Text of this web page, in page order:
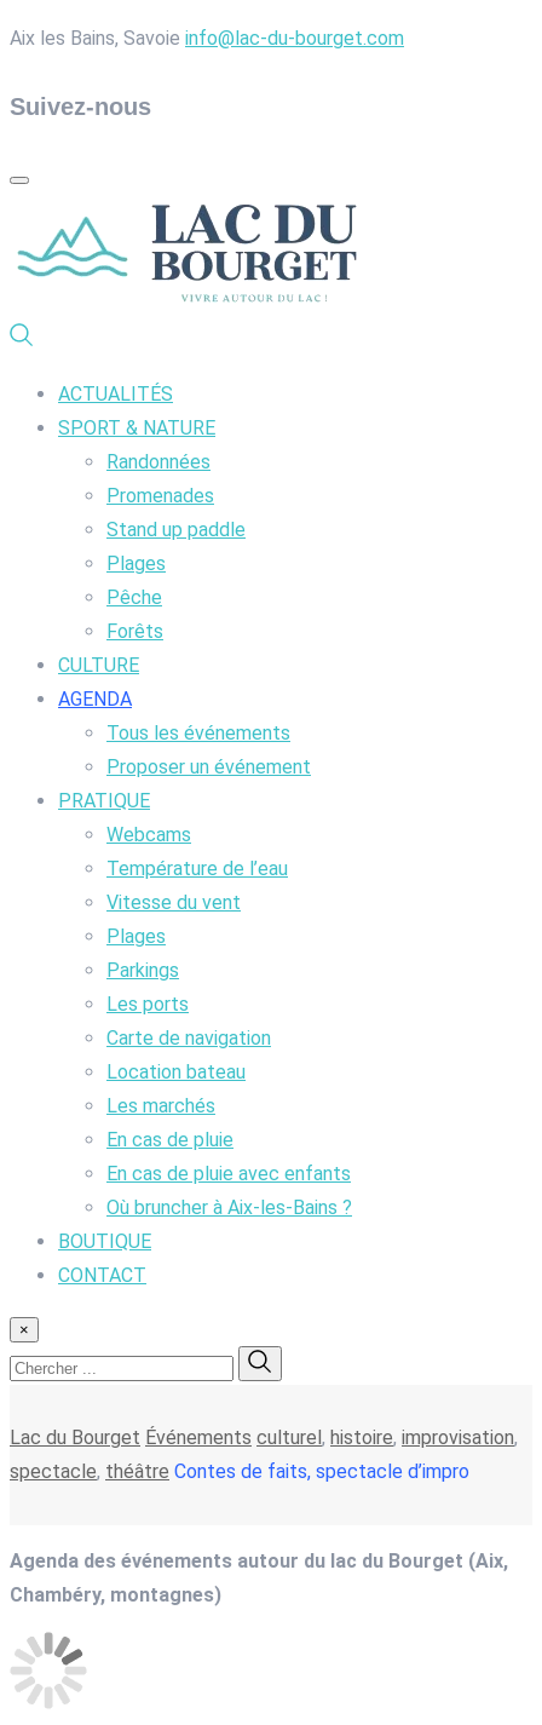
Aix les Bains, Savoie info@lac-du-bourget.com
Suivez-nous
ACTUALITÉS
SPORT & NATURE
Randonnées
Promenades
Stand up paddle
Plages
Pêche
Forêts
CULTURE
AGENDA
Tous les événements
Proposer un événement
PRATIQUE
Webcams
Température de l’eau
Vitesse du vent
Plages
Parkings
Les ports
Carte de navigation
Location bateau
Les marchés
En cas de pluie
En cas de pluie avec enfants
Où bruncher à Aix-les-Bains ?
BOUTIQUE
CONTACT
×
Lac du Bourget Événements culturel, histoire, improvisation,
spectacle, théâtre Contes de faits, spectacle d’impro
Agenda des événements autour du lac du Bourget (Aix,
Chambéry, montagnes)